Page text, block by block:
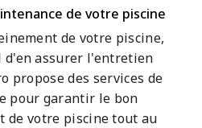
de votre piscine
de votre piscine,
d'en assurer l'entretien
propose des services de
pour garantir le bon
de votre piscine tout au